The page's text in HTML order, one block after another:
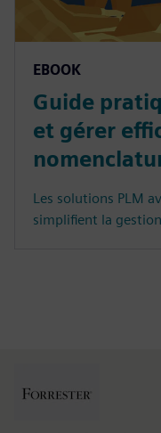
EBOOK
Guide
et gérer
Les solutions PLM
simplifient la